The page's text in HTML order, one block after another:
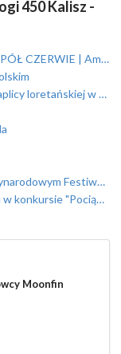
450 Kalisz -
CZERWIE | Amfiteatr
w Skrzebowej
w Portugalii /foto/
"Pociąg do Sztuki"
Moonfin